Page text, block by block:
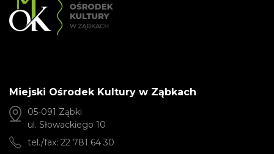
Miejski Ośrodek Kultury w Ząbkach
05-091 Ząbki
ul. Słowackiego 10
tel./fax: 22 781 64 30